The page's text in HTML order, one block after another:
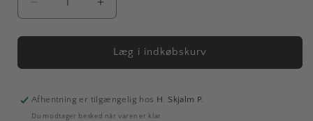
Reducer
antallet
for
|
ocean,
2
Øg
antallet
for
Hagbart
|
ocean,
2
Læg i indkøbskurv
Afhentning er tilgængelig hos H. Skjalm P.
Du modtager besked når varen er klar